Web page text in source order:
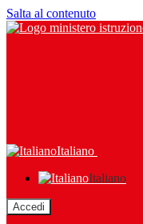
Salta al contenuto
Italiano
Italiano
Accedi